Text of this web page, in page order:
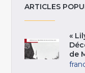
ARTICLES
«
de